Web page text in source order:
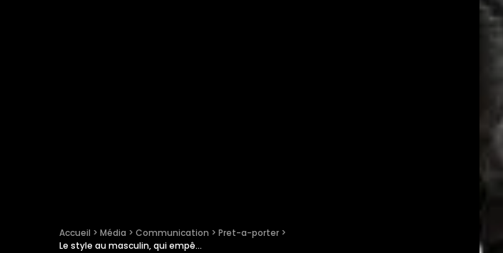
Accueil > Média > Communication > Pret-a-porter >
Le style au masculin, qui empêche les hommes de porter la jupe ?